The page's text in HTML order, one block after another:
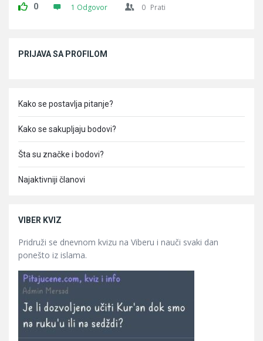
0 1 Odgovor 0 Prati
PRIJAVA SA PROFILOM
Kako se postavlja pitanje?
Kako se sakupljaju bodovi?
Šta su značke i bodovi?
Najaktivniji članovi
VIBER KVIZ
Pridruži se dnevnom kvizu na Viberu i nauči svaki dan
ponešto iz islama.